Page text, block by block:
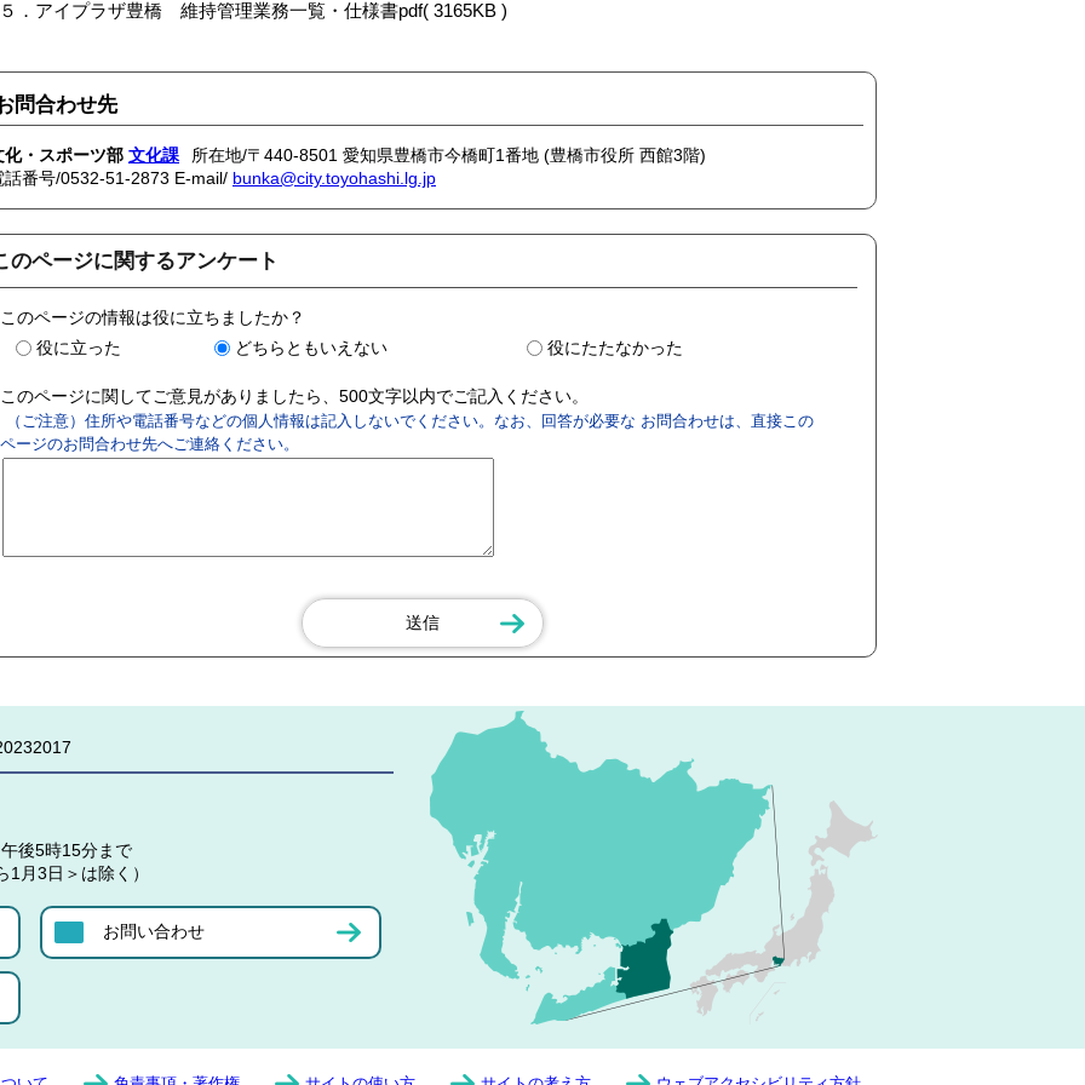
．アイプラザ豊橋 維持管理業務一覧・仕様書pdf( 3165KB )
問合わせ先
化・スポーツ部 文化課
所在地/〒440-8501 愛知県豊橋市今橋町1番地 (豊橋市役所 西館3階)
話番号/0532-51-2873 E-mail/ bunka@city.toyohashi.lg.jp
のページに関するアンケート
このページの情報は役に立ちましたか？
役に立った
どちらともいえない 役にたたなかった
このページに関してご意見がありましたら、500文字以内でご記入ください。
（ご注意）住所や電話番号などの個人情報は記入しないでください。なお、回答が必要な お問合わせは、直接この
ページのお問合わせ先へご連絡ください。
後5時15分まで
月3日＞は除く）
お問い合わせ